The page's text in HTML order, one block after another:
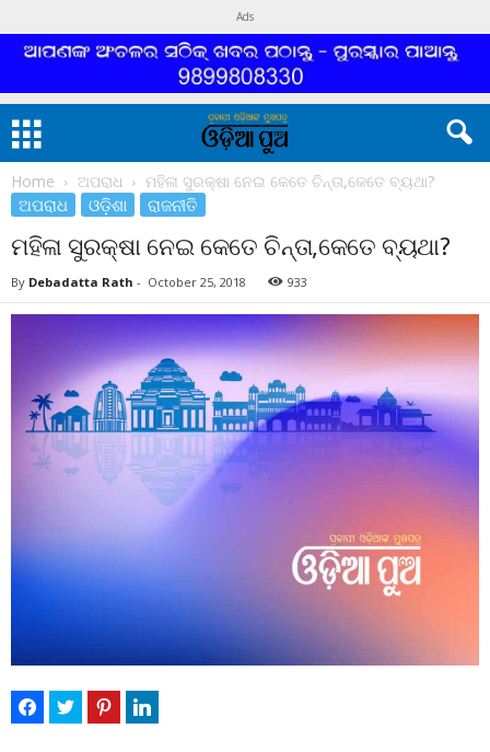
Ads
Home ଅପରାଧ ମହିଳା ସୁରକ୍ଷା ନେଇ କେତେ ଚିନ୍ତା,କେତେ ବ୍ୟଥା?
ଅପରାଧ ଓଡ଼ିଶା ରାଜନୀତି
ମହିଳା ସୁରକ୍ଷା ନେଇ କେତେ ଚିନ୍ତା,କେତେ ବ୍ୟଥା?
By Debadatta Rath - October 25, 2018 933